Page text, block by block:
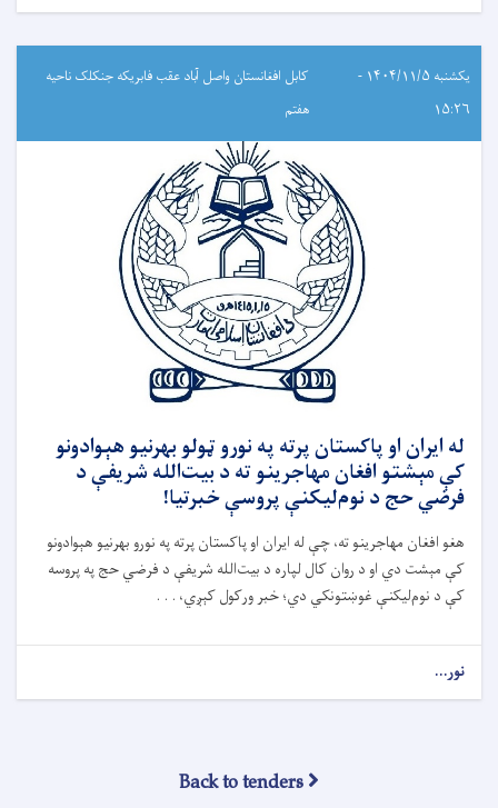
یکشنبه ۱۴۰۴/۱۱/۵ -
۱۵:۲۶
کابل افغانستان واصل آباد عقب فابریکه جنکلک ناحیه
هفتم
له ایران او پاکستان پرته په نورو ټولو بهرنیو هېوادونو
کې مېشتو افغان مهاجرینو ته د بیت‌الله شریفې د
فرضي حج د نوم‌لیکنې پروسې خبرتیا!
هغو افغان مهاجرینو ته، چې له ایران او پاکستان پرته په نورو بهرنیو هېوادونو
کې مېشت دي او د روان کال لپاره د بیت‌الله شریفې د فرضي حج په پروسه
کې د نوم‌لیکنې غوښتونکي دي؛ خبر ورکول کېږي، . . .
نور...
Back to tenders